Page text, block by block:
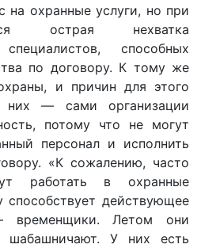
на охранные услуги, но при
острая нехватка
способных
по договору. К тому же
и причин для этого
них — сами организации
потому что не могут
персонал и исполнить
«К сожалению, часто
работать в охранные
действующее
временщики. Летом они
шабашничают. У них есть